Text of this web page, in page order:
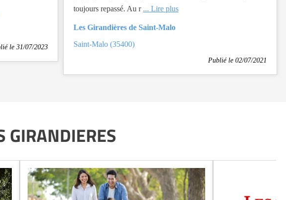
le 31/07/2023
toujours repassé. Au r ... Lire plus
Les Girandières de Saint-Malo
Saint-Malo (35400)
Publié le 02/07/2021